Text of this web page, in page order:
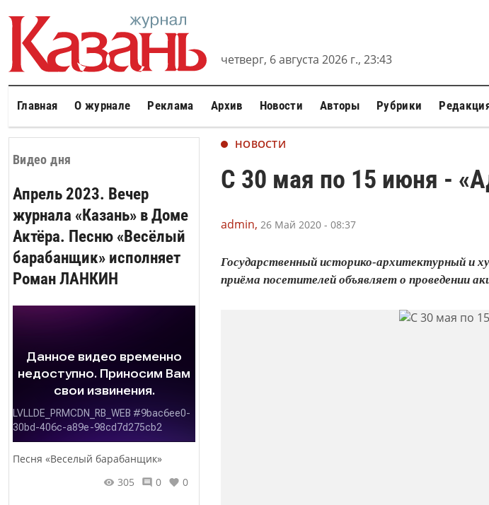
четверг, 6 августа 2026 г., 23:43
Главная О журнале Реклама Архив Новости Авторы Рубрики
Видео дня
Апрель 2023. Вечер
журнала «Казань» в Доме
Актёра. Песню «Весёлый
барабанщик» исполняет
Роман ЛАНКИН
Песня «Веселый барабанщик»
305
0 0
НОВОСТИ
С 30 мая по 15 июня -
admin, 26 Май 2020 - 08:37
Государственный историко-архитектурный и
приёма посетителей объявляет о проведении